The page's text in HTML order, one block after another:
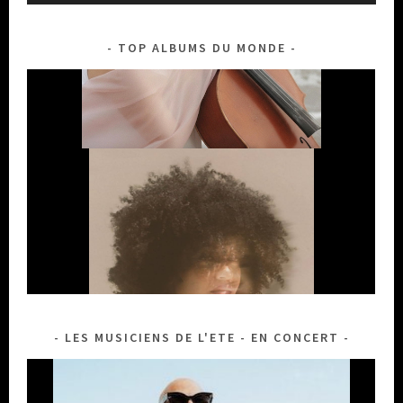
TOP ALBUMS DU MONDE
LES MUSICIENS DE L'ETE - EN CONCERT